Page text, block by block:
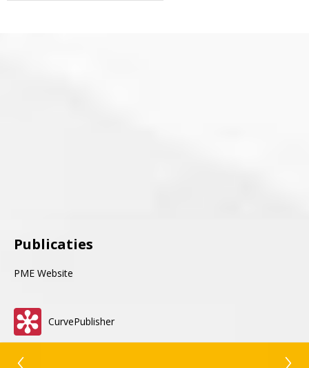
Publicaties
PME Website
CurvePublisher